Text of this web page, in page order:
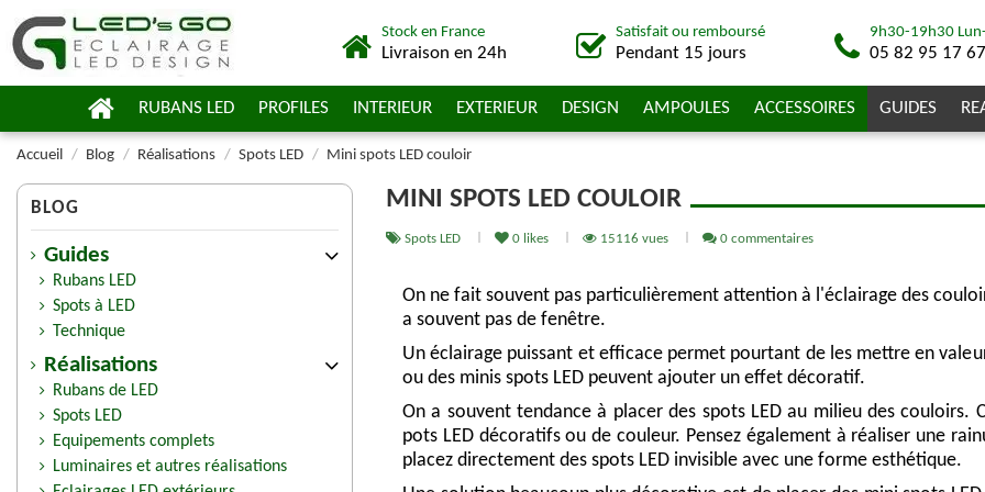
Stock en France
Livraison en 24h
Satisfait ou remboursé
Pendant 15 jours
9h30-19h30
05 82 95 17 67
RUBANS LED PROFILES INTERIEUR EXTERIEUR DESIGN AMPOULES ACCESSOIRES GUIDES
Accueil Blog Réalisations Spots LED Mini spots LED couloir
MINI SPOTS LED COULOIR
Spots LED 0 likes 15116 vues 0 commentaires
On ne fait souvent pas particulièrement attention à l'éclairage des
a souvent pas de fenêtre.
Un éclairage puissant et efficace permet pourtant de les mettre en
ou des minis spots LED peuvent ajouter un effet décoratif.
On a souvent tendance à placer des spots LED au milieu des couloirs.
pots LED décoratifs ou de couleur. Pensez également à réaliser une
placez directement des spots LED invisible avec une forme esthétique.
BLOG
Guides
Rubans LED
Spots à LED
Technique
Réalisations
Rubans de LED
Spots LED
Equipements complets
Luminaires et autres réalisations